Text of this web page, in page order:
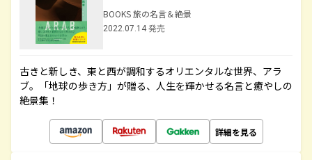
BOOKS 旅の名言＆絶景
2022.07.14 発売
古きと新しき、東と西が調和するオリエンタルな世界、アラ
ブ。「地球の歩き方」が贈る、人生を輝かせる名言と癒やしの
絶景集！
詳細を見る